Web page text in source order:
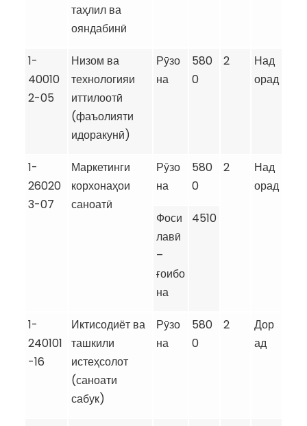
таҳлил ва
ояндабинӣ
1-
40010
2-05
Низом ва
технологияи
иттилоотӣ
(фаъолияти
идоракунӣ)
Рӯзо
на
580
0
2
Над
орад
1-
26020
3-07
Маркетинги
корхонаҳои
саноатӣ
Рӯзо
на
580
0
2
Над
орад
Фоси
лавӣ
–
ғоибо
на
4510
1-
240101
-16
Иктисодиёт ва
ташкили
истеҳсолот
(саноати
сабук)
Рӯзо
на
580
0
2
Дор
ад